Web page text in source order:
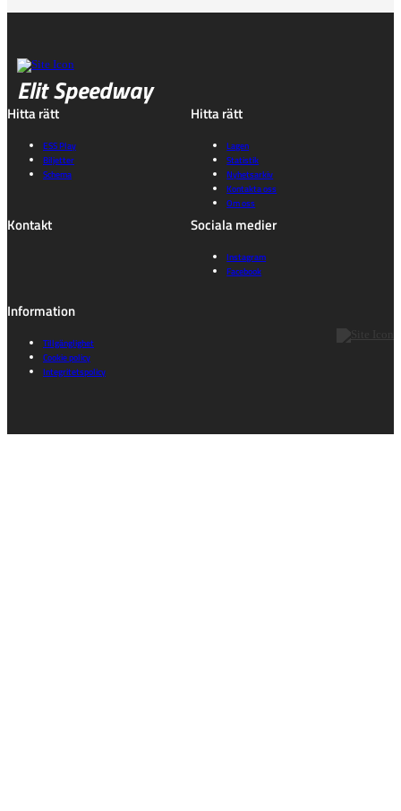
Elit Speedway
Hitta rätt
ESS Play
Biljetter
Schema
Hitta rätt
Lagen
Statistik
Nyhetsarkiv
Kontakta oss
Om oss
Kontakt Sociala medier
Instagram
Facebook
Information
Tillgänglighet
Cookie policy
Integritetspolicy